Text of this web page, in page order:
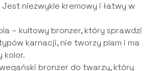
Jest niezwykle kremowy i łatwy w
– kultowy bronzer, który sprawdzi
karnacji, nie tworzy plam i ma
kolor.
bronzer do twarzy, który